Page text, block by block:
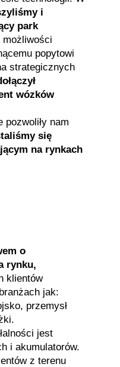
i
park
popytowi
strategicznych
wózków
pozwoliły nam
się
na rynkach
o
rynku,
klientów
jak:
przemysł
jest
i akumulatorów.
z terenu